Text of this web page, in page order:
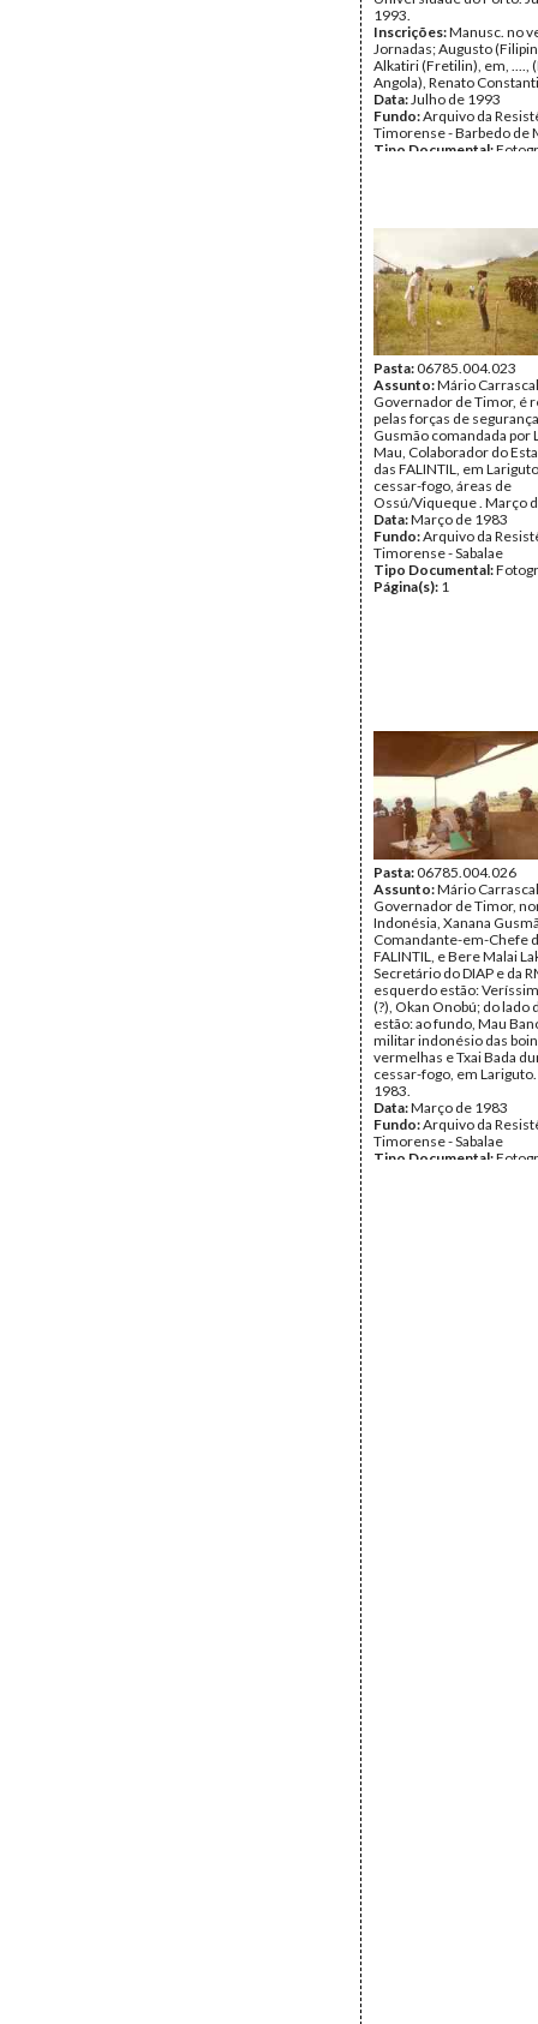
1993.
Inscrições:Manusc. no
Jornadas; Augusto
Alkatiri (Fretilin), em, ....,
Angola), Renato
Data:Julho de 1993
Fundo:Arquivo da
Timorense - Barbedo de
Tipo Documental:
Pasta:06785.004.023
Assunto:Mário
Governador de Timor, é
pelas forças de
Gusmão comandada por
Mau, Colaborador do
das FALINTIL, em
cessar-fogo, áreas de
Ossú/Viqueque . Março
Data:Março de 1983
Fundo:Arquivo da
Timorense - Sabalae
Tipo Documental:
Página(s): 1
Pasta:06785.004.026
Assunto:Mário
Governador de Timor,
Indonésia, Xanana
Comandante-em-Chefe
FALINTIL, e Bere Malai
Secretário do DIAP e da
esquerdo estão:
(?), Okan Onobú; do lado
estão: ao fundo, Mau
militar indonésio das
vermelhas e Txai Bada
cessar-fogo, em
1983.
Data:Março de 1983
Fundo:Arquivo da
Timorense - Sabalae
Tipo Documental: